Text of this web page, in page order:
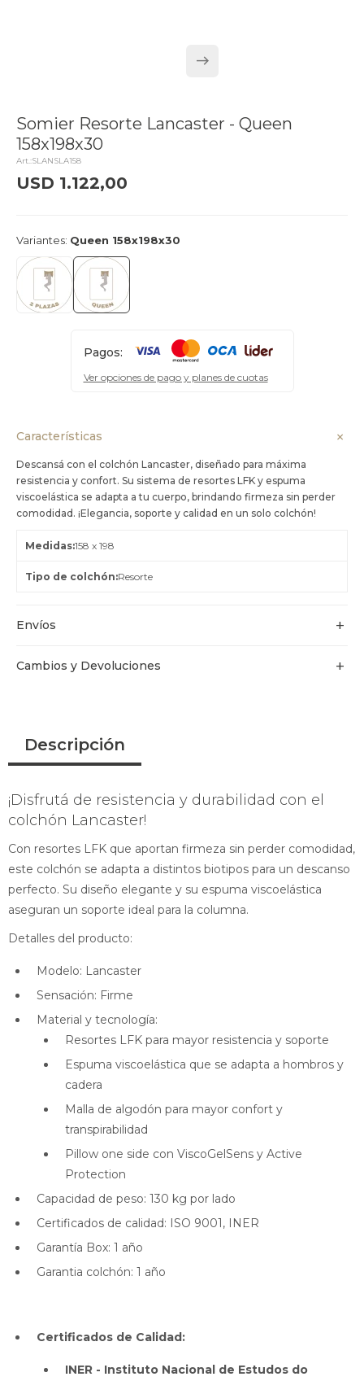
Somier Resorte Lancaster - Queen
158x198x30
SLANSLA158
USD 1.122,00
Variantes: Queen 158x198x30
Pagos:
Ver opciones de pago y planes de cuotas
Características
Descansá con el colchón Lancaster, diseñado para máxima
resistencia y confort. Su sistema de resortes LFK y espuma
viscoelástica se adapta a tu cuerpo, brindando firmeza sin perder
comodidad. ¡Elegancia, soporte y calidad en un solo colchón!
Medidas 158 x 198
Tipo de colchón Resorte
Envíos
Cambios y Devoluciones
Descripción
¡Disfrutá de resistencia y durabilidad con el
colchón Lancaster!
Con resortes LFK que aportan firmeza sin perder comodidad,
este colchón se adapta a distintos biotipos para un descanso
perfecto. Su diseño elegante y su espuma viscoelástica
aseguran un soporte ideal para la columna.
Detalles del producto:
Modelo: Lancaster
Sensación: Firme
Material y tecnología:
Resortes LFK para mayor resistencia y soporte
Espuma viscoelástica que se adapta a hombros y
cadera
Malla de algodón para mayor confort y
transpirabilidad
Pillow one side con ViscoGelSens y Active
Protection
Capacidad de peso: 130 kg por lado
Certificados de calidad: ISO 9001, INER
Garantía Box: 1 año
Garantia colchón: 1 año
Certificados de Calidad:
INER - Instituto Nacional de Estudos do